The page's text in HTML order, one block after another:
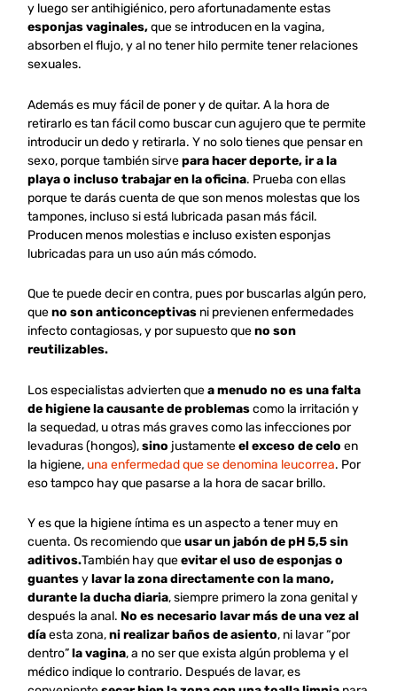
y luego ser antihigiénico, pero afortunadamente estas
esponjas vaginales,que se introducen en la vagina,
absorben el flujo, y al no tener hilo permite tener relaciones
sexuales.
Además es muy fácil de poner y de quitar. A la hora de
retirarlo es tan fácil como buscar cun agujero que te permite
introducir un dedo y retirarla. Y no solo tienes que pensar en
sexo, porque también sirvepara hacer deporte, ir a la
playa o incluso trabajar en la oficina. Prueba con ellas
porque te darás cuenta de que son menos molestas que los
tampones, incluso si está lubricada pasan más fácil.
Producen menos molestias e incluso existen esponjas
lubricadas para un uso aún más cómodo.
Que te puede decir en contra, pues por buscarlas algún pero,
queno son anticonceptivas ni previenen enfermedades
infecto contagiosas, y por supuesto queno son
reutilizables.
Los especialistas advierten quea menudo no es una falta
de higiene la causante de problemascomo la irritación y
la sequedad, u otras más graves como las infecciones por
levaduras (hongos),sino justamenteel exceso de celo en
la higiene, una enfermedad que se denomina leucorrea. Por
eso tampco hay que pasarse a la hora de sacar brillo.
Y es que la higiene íntima es un aspecto a tener muy en
cuenta. Os recomiendo queusar un jabón de pH 5,5 sin
aditivos.También hay queevitar el uso de esponjas o
guantesylavar la zona directamente con la mano,
durante la ducha diaria, siempre primero la zona genital y
después la anal. No es necesario lavar más de una vez al
díaesta zona,ni realizar baños de asiento, ni lavar “por
dentro”la vagina, a no ser que exista algún problema y el
médico indique lo contrario. Después de lavar, es